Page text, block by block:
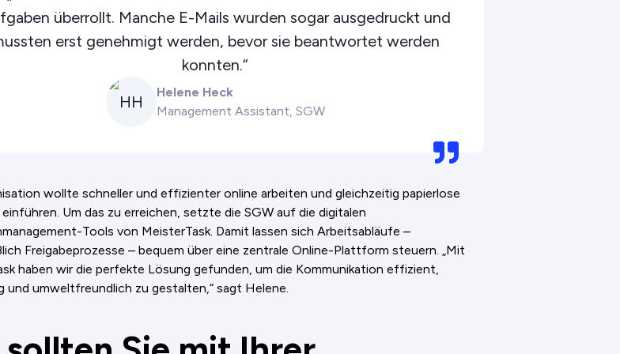
überrollt. Manche E-Mails wurden sogar ausgedruckt und
erst genehmigt werden, bevor sie beantwortet werden
konnten.“
HH
Helene Heck
Management Assistant, SGW
wollte schneller und effizienter online arbeiten und gleichzeitig papierlose
Um das zu erreichen, setzte die SGW auf die digitalen
Tools von MeisterTask. Damit lassen sich Arbeitsabläufe –
Freigabeprozesse – bequem über eine zentrale Online-Plattform steuern. „Mit
haben wir die perfekte Lösung gefunden, um die Kommunikation effizient,
und umweltfreundlich zu gestalten,“ sagt Helene.